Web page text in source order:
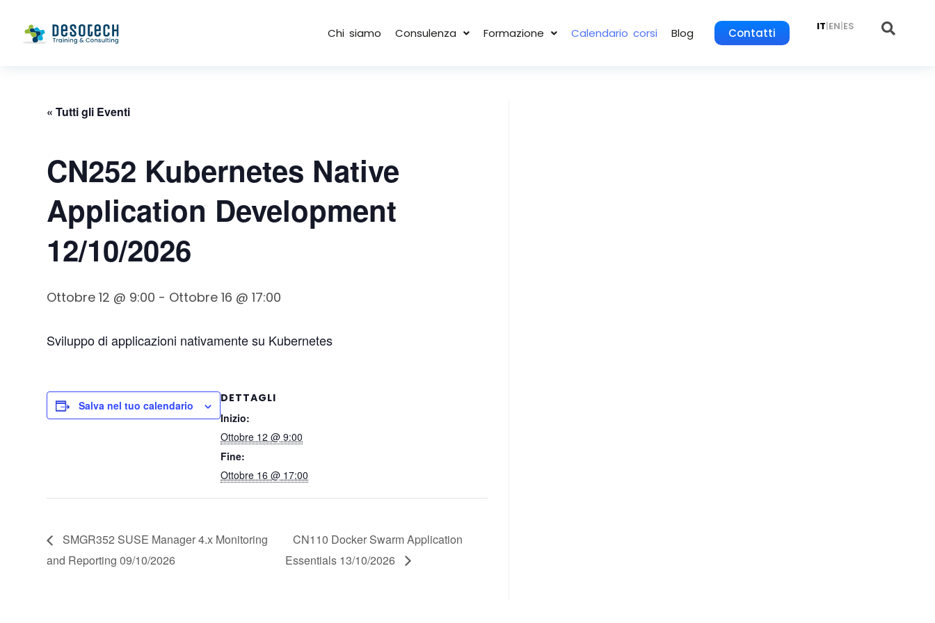
Chi siamo Consulenza Formazione Calendario corsi Blog Contatti IT|EN|ES
« Tutti gli Eventi
CN252 Kubernetes Native
Application Development
12/10/2026
Ottobre 12 @ 9:00 - Ottobre 16 @ 17:00
Sviluppo di applicazioni nativamente su Kubernetes
Salva nel tuo calendario
DETTAGLI
Inizio:
Ottobre 12 @ 9:00
Fine:
Ottobre 16 @ 17:00
SMGR352 SUSE Manager 4.x Monitoring
and Reporting 09/10/2026
CN110 Docker Swarm Application
Essentials 13/10/2026